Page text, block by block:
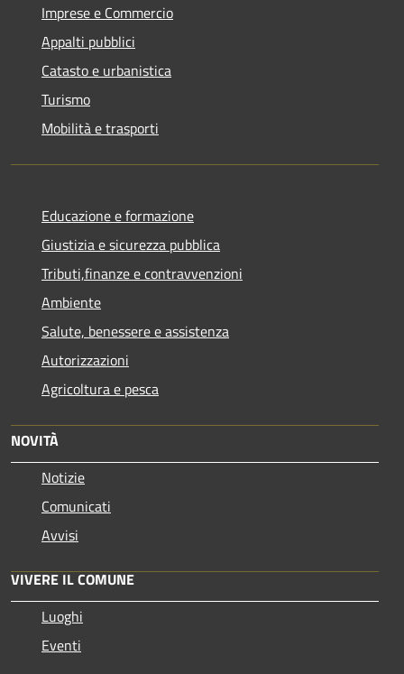
Imprese e Commercio
Appalti pubblici
Catasto e urbanistica
Turismo
Mobilità e trasporti
Educazione e formazione
Giustizia e sicurezza pubblica
Tributi,finanze e contravvenzioni
Ambiente
Salute, benessere e assistenza
Autorizzazioni
Agricoltura e pesca
NOVITÀ
Notizie
Comunicati
Avvisi
VIVERE IL COMUNE
Luoghi
Eventi